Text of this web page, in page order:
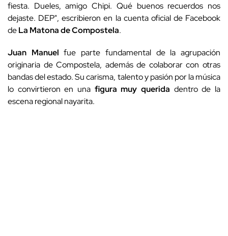
fiesta. Dueles, amigo Chipi. Qué buenos recuerdos nos
dejaste. DEP", escribieron en la cuenta oficial de Facebook
deLa Matona de Compostela.
Juan Manuel fue parte fundamental de la agrupación
originaria de Compostela, además de colaborar con otras
bandas del estado. Su carisma, talento y pasión por la música
lo convirtieron en una figura muy querida dentro de la
escena regional nayarita.